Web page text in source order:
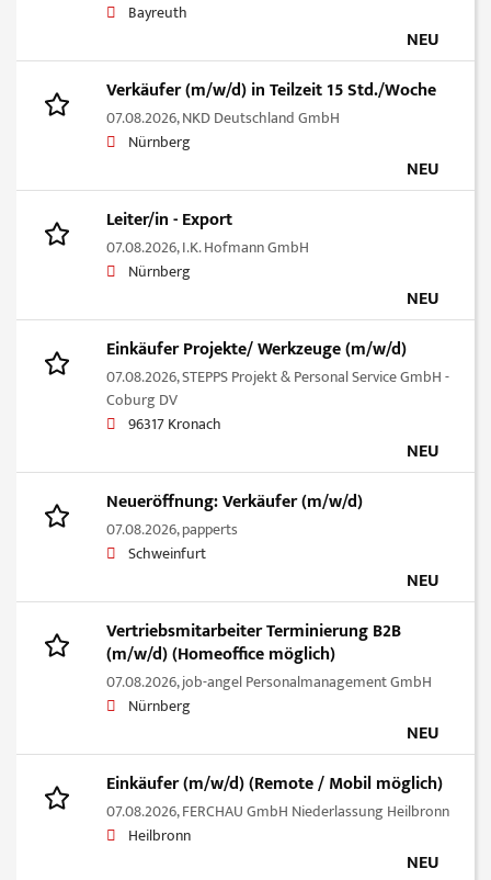
Bayreuth
NEU
Verkäufer (m/w/d) in Teilzeit 15 Std./Woche
07.08.2026,NKD Deutschland GmbH
Nürnberg
NEU
Leiter/in - Export
07.08.2026,I.K. Hofmann GmbH
Nürnberg
NEU
Einkäufer Projekte/ Werkzeuge (m/w/d)
07.08.2026,STEPPS Projekt & Personal Service GmbH -
Coburg DV
96317 Kronach
NEU
Neueröffnung: Verkäufer (m/w/d)
07.08.2026,papperts
Schweinfurt
NEU
Vertriebsmitarbeiter Terminierung B2B
(m/w/d) (Homeoffice möglich)
07.08.2026,job-angel Personalmanagement GmbH
Nürnberg
NEU
Einkäufer (m/w/d) (Remote / Mobil möglich)
07.08.2026,FERCHAU GmbH Niederlassung Heilbronn
Heilbronn
NEU